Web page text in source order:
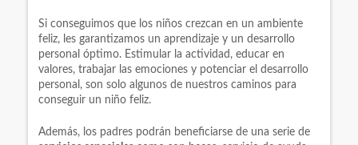
Si conseguimos que los niños crezcan en un ambiente
feliz, les garantizamos un aprendizaje y un desarrollo
personal óptimo. Estimular la actividad, educar en
valores, trabajar las emociones y potenciar el desarrollo
personal, son solo algunos de nuestros caminos para
conseguir un niño feliz.
Además, los padres podrán beneficiarse de una serie de